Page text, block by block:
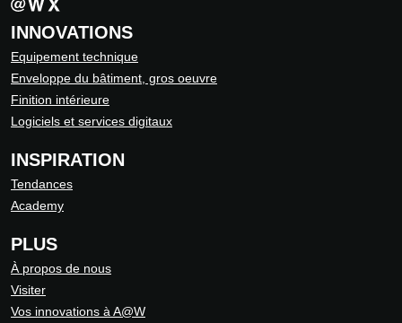
INNOVATIONS
Equipement technique
Enveloppe du bâtiment, gros oeuvre
Finition intérieure
Logiciels et services digitaux
INSPIRATION
Tendances
Academy
PLUS
À propos de nous
Visiter
Vos innovations à A@W